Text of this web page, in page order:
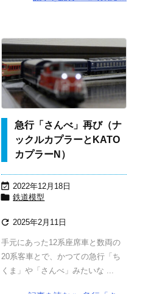
急行「さんべ」再び（ナ
ックルカプラーとKATO
カプラーN）
 2022年12月18日
 鉄道模型
 2025年2月11日
手元にあった12系座席車と数両の
20系客車とで、かつての急行「ち
くま」や「さんべ」みたいな ...